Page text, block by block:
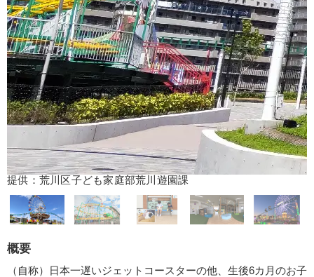
提供：荒川区子ども家庭部荒川遊園課
概要
（自称）日本一遅いジェットコースターの他、生後6カ月のお子